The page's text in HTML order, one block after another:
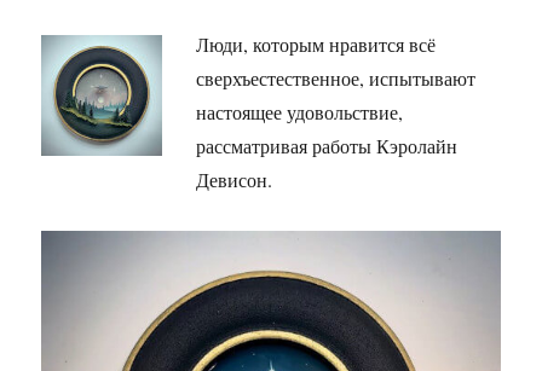
Люди, которым нравится всё
сверхъестественное, испытывают
настоящее удовольствие,
рассматривая работы Кэролайн
Девисон.